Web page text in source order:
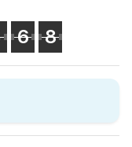
6 8